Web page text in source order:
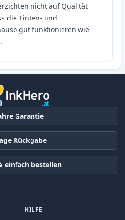
nicht auf Qualität
die Tinten- und
gut funktionieren wie
Garantie
Rückgabe
einfach bestellen
HILFE